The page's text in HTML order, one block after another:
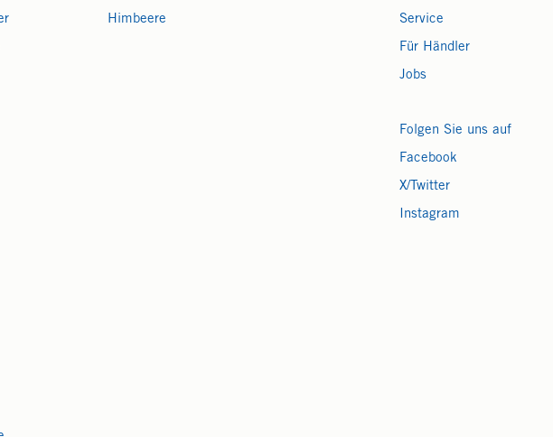
Himbeere Service
Für Händler
Jobs
Folgen Sie uns auf
Facebook
X/Twitter
Instagram